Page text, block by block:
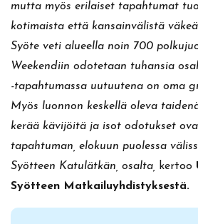
mutta myös erilaiset tapahtumat
kotimaista että kansainvälistä
Syöte veti alueella noin 700
Weekendiin odotetaan tuhansia
-tapahtumassa uutuutena on oma
Myös luonnon keskellä oleva
kerää kävijöitä ja isot odotukset
tapahtuman, elokuun puolessa
Syötteen Katulätkän, osalta, kertoo
Syötteen Matkailuyhdistyksestä.